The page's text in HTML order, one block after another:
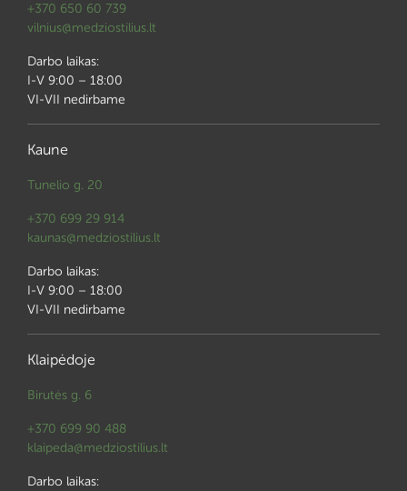
+370 650 60 739
vilnius@medziostilius.lt
Darbo laikas:
I-V 9:00 – 18:00
VI-VII nedirbame
Kaune
Tunelio g. 20
+370 699 29 914
kaunas@medziostilius.lt
Darbo laikas:
I-V 9:00 – 18:00
VI-VII nedirbame
Klaipėdoje
Birutės g. 6
+370 699 90 488
klaipeda@medziostilius.lt
Darbo laikas: